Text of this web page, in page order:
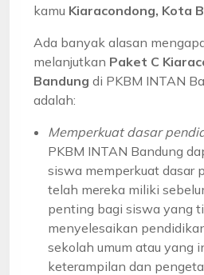
kamu Kiaracondong, Kota
Ada banyak alasan
melanjutkan Paket C
Bandung di PKBM INTAN
adalah:
Memperkuat dasar
PKBM INTAN Bandung
siswa memperkuat dasar
telah mereka miliki
penting bagi siswa yang
menyelesaikan
sekolah umum atau yang
keterampilan dan